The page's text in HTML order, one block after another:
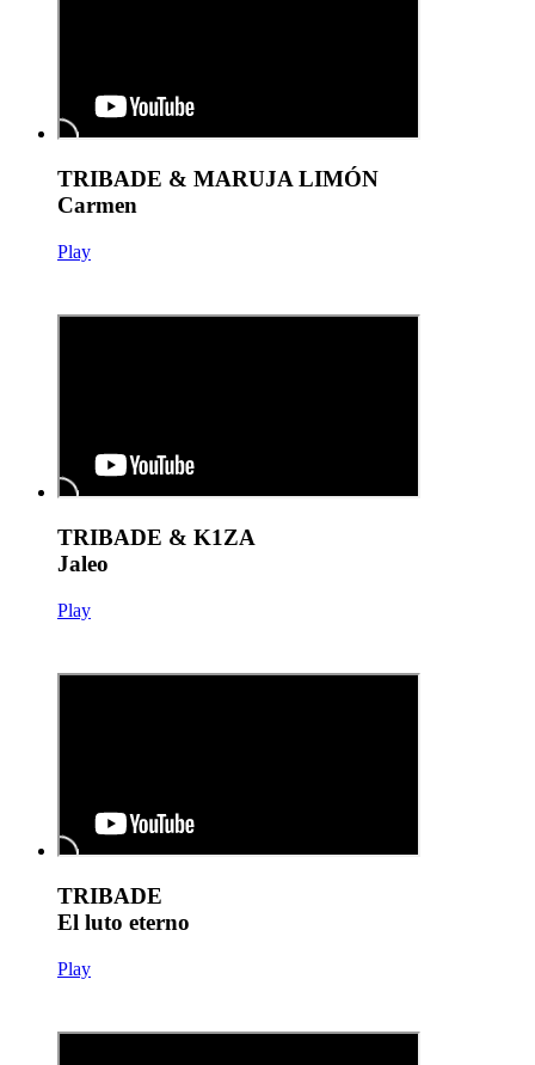
TRIBADE & MARUJA LIMÓN
Carmen
Play
TRIBADE & K1ZA
Jaleo
Play
TRIBADE
El luto eterno
Play